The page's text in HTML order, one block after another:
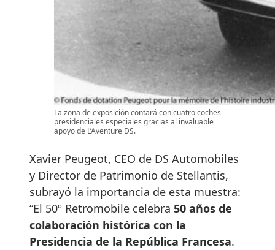
La zona de exposición contará con cuatro coches
presidenciales especiales gracias al invaluable
apoyo de L’Aventure DS.
Xavier Peugeot, CEO de DS Automobiles
y Director de Patrimonio de Stellantis,
subrayó la importancia de esta muestra:
“El 50º Retromobile celebra 50 años de
colaboración histórica con la
Presidencia de la República Francesa.